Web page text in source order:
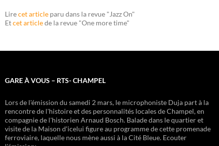
Lirecet article paru dans la revue "Jazz On"
Etcet articlede la revue "One more time"
GARE À VOUS – RTS- CHAMPEL
Lors de l'émission du samedi 2 mars, le microphoniste Duja part à la
rencontre de l'histoire et des personnalités locales de Champel, en
compagnie de l'historien Arnaud Bosch. Balade dans le quartier et
visite de la Maison dʹicelui figure au programme de cette promenade
ferroviaire, laquelle nous mène aussi à la Cité Bleue. Ecouter